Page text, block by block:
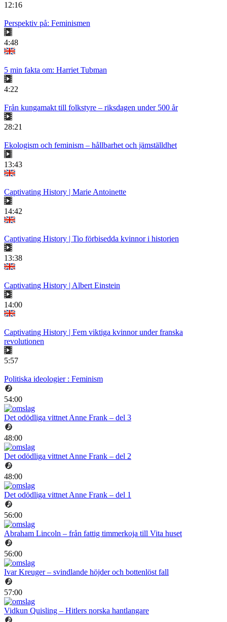
12:16
Perspektiv på: Feminismen
4:48
5 min fakta om: Harriet Tubman
4:22
Från kungamakt till folkstyre – riksdagen under 500 år
28:21
Ekologism och feminism – hållbarhet och jämställdhet
13:43
Captivating History | Marie Antoinette
14:42
Captivating History | Tio förbisedda kvinnor i historien
13:38
Captivating History | Albert Einstein
14:00
Captivating History | Fem viktiga kvinnor under franska
revolutionen
5:57
Politiska ideologier : Feminism
54:00
Det odödliga vittnet Anne Frank – del 3
48:00
Det odödliga vittnet Anne Frank – del 2
48:00
Det odödliga vittnet Anne Frank – del 1
56:00
Abraham Lincoln – från fattig timmerkoja till Vita huset
56:00
Ivar Kreuger – svindlande höjder och bottenlöst fall
57:00
Vidkun Quisling – Hitlers norska hantlangare